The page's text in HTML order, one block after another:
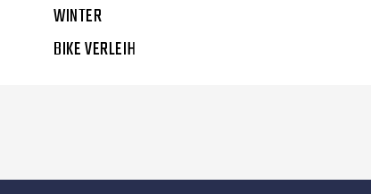
WINTER
BIKE VERLEIH